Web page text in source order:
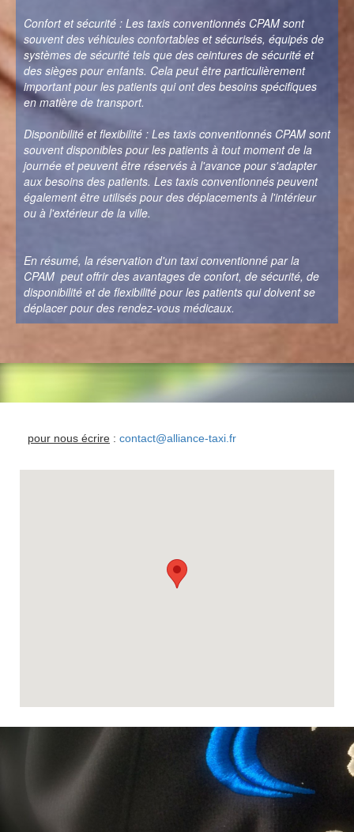
Confort et sécurité : Les taxis conventionnés CPAM sont
souvent des véhicules confortables et sécurisés, équipés de
systèmes de sécurité tels que des ceintures de sécurité et
des sièges pour enfants. Cela peut être particulièrement
important pour les patients qui ont des besoins spécifiques
en matière de transport.
Disponibilité et flexibilité : Les taxis conventionnés CPAM sont
souvent disponibles pour les patients à tout moment de la
journée et peuvent être réservés à l'avance pour s'adapter
aux besoins des patients. Les taxis conventionnés peuvent
également être utilisés pour des déplacements à l'intérieur
ou à l'extérieur de la ville.
En résumé, la réservation d'un taxi conventionné par la
CPAM peut offrir des avantages de confort, de sécurité, de
disponibilité et de flexibilité pour les patients qui doivent se
déplacer pour des rendez-vous médicaux.
pour nous écrire : contact@alliance-taxi.fr